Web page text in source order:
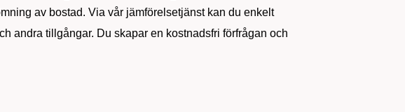
av bostad. Via vår jämförelsetjänst kan du enkelt
andra tillgångar. Du skapar en kostnadsfri förfrågan och